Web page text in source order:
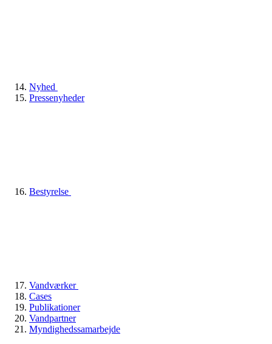
Nyhed
Pressenyheder
Bestyrelse
Vandværker
Cases
Publikationer
Vandpartner
Myndighedssamarbejde